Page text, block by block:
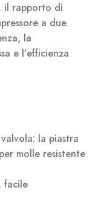
il rapporto di
a due
la
e l’efficienza
la piastra
molle resistente
facile